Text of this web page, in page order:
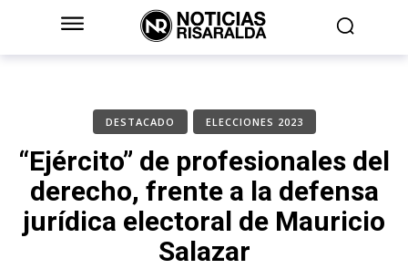
DESTACADO ELECCIONES 2023
“Ejército” de profesionales del
derecho, frente a la defensa
jurídica electoral de Mauricio
Salazar